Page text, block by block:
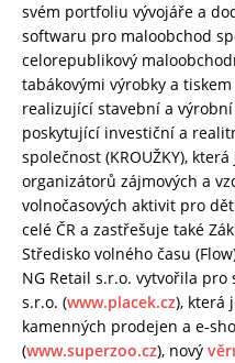
svém portfoliu vývojáře a
softwaru pro maloobchod
celorepublikový
tabákovými výrobky a
realizující stavební a
poskytující investiční a
společnost (KROUŽKY),
organizátorů zájmových a
volnočasových aktivit pro
celé ČR a zastřešuje také
Středisko volného času
NG Retail s.r.o. vytvořila pro
s.r.o. (www.placek.cz), která
kamenných prodejen a e-
(www.superzoo.cz), nový